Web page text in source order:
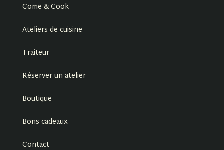
Come & Cook
Ateliers de cuisine
Traiteur
Réserver un atelier
Boutique
Bons cadeaux
Contact